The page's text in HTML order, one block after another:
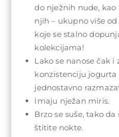
do nježnih nude, kao
njih – ukupno više
koje se stalno
kolekcijama!
Lako se nanose čak
konzistenciju
jednostavno
Imaju nježan miris.
Brzo se suše, tako
štitite nokte.